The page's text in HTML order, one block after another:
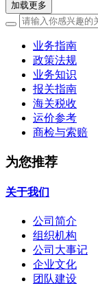
加载更多
业务指南
政策法规
业务知识
报关指南
海关税收
运价参考
商检与索赔
为您推荐
关于我们
公司简介
组织机构
公司大事记
企业文化
团队建设